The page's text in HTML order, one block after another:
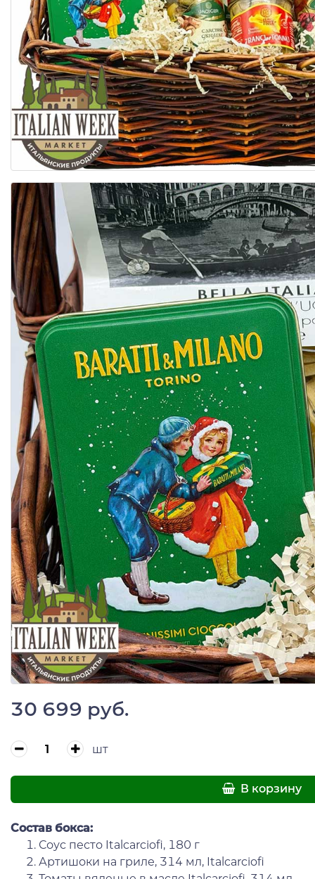
30 699 руб.
шт
В корзину
Состав бокса:
Соус песто Italcarciofi, 180 г
Артишоки на гриле, 314 мл, Italcarciofi